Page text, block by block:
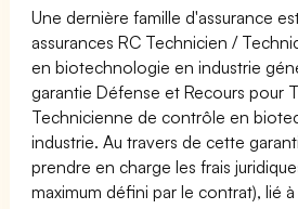
Une dernière famille d'assurance
assurances RC Technicien /
en biotechnologie en industrie
garantie Défense et Recours pour
Technicienne de contrôle en
industrie. Au travers de cette
prendre en charge les frais
maximum défini par le contrat), lié